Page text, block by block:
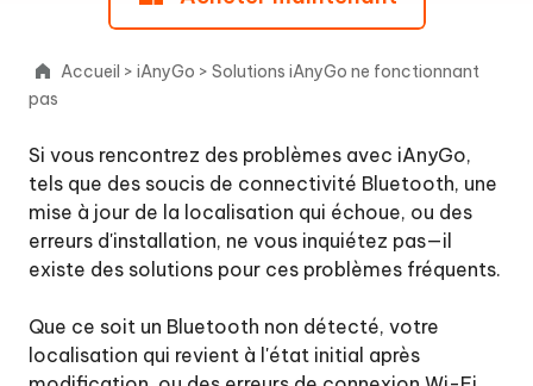
sur
iAnyGo
?
Q2:Comment
résoudre
problème
de
l'écran
Accueil > iAnyGo > Solutions iAnyGo ne fonctionnant
pas
Si vous rencontrez des problèmes avec iAnyGo,
tels que des soucis de connectivité Bluetooth, une
mise à jour de la localisation qui échoue, ou des
erreurs d'installation, ne vous inquiétez pas—il
existe des solutions pour ces problèmes fréquents.
Que ce soit un Bluetooth non détecté, votre
localisation qui revient à l'état initial après